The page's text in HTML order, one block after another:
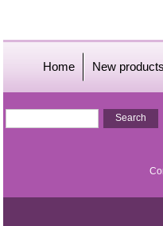
Home New products